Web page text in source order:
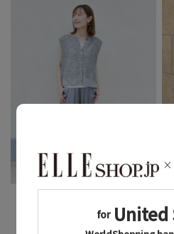
サテンを取り入れて艶を集